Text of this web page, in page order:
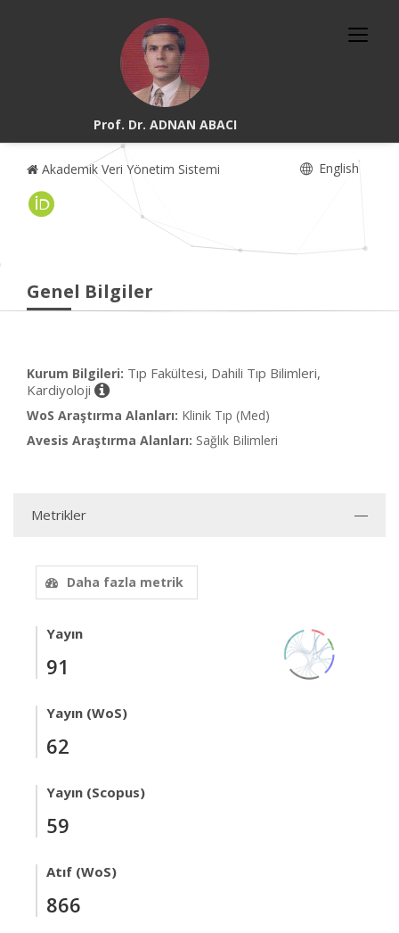
Prof. Dr. ADNAN ABACI
Akademik Veri Yönetim Sistemi English
Genel Bilgiler
Kurum Bilgileri: Tıp Fakültesi, Dahili Tıp Bilimleri,
Kardiyoloji
WoS Araştırma Alanları: Klinik Tıp (Med)
Avesis Araştırma Alanları: Sağlık Bilimleri
Metrikler
Daha fazla metrik
Yayın
91
Yayın (WoS)
62
Yayın (Scopus)
59
Atıf (WoS)
866